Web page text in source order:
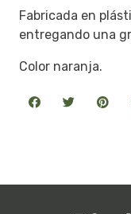
Fabricada en
entregando una
Color naranja.